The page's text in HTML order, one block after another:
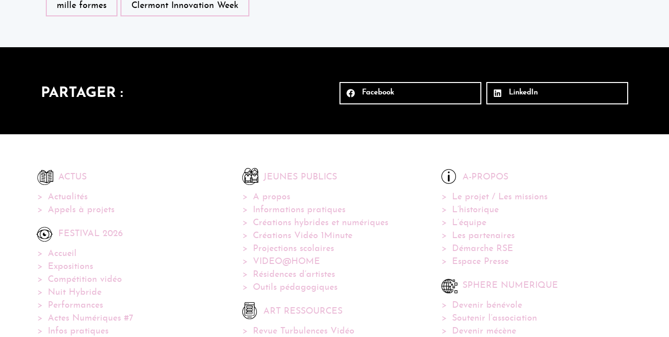
mille formes Clermont Innovation Week
PARTAGER : Facebook LinkedIn
ACTUS
Actualités
Appels à projets
FESTIVAL 2026
Accueil
Expositions
Compétition vidéo
Nuit Hybride
Performances
Actes Numériques #7
Infos pratiques
JEUNES PUBLICS
A propos
Informations pratiques
Créations hybrides et numériques
Créations Vidéo 1Minute
Projections scolaires
VIDEO@HOME
Résidences d’artistes
Outils pédagogiques
ART RESSOURCES
Revue Turbulences Vidéo
A-PROPOS
Le projet / Les missions
L’historique
L’équipe
Les partenaires
Démarche RSE
Espace Presse
SPHERE NUMERIQUE
Devenir bénévole
Soutenir l’association
Devenir mécène